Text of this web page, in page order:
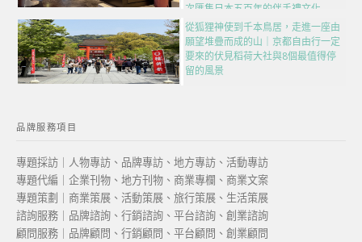
次匯集日本五百年的伴手禮文化
從狐狸神使到千本鳥居，走進一座由
願望堆疊而成的山｜京都自由行一定
要來的伏見稻荷大社與8個最值得停
留的風景
品牌服務項目
專題採訪｜人物專訪、品牌專訪、地方專訪、活動專訪
專題代編｜企業刊物、地方刊物、商業專欄、商業文案
專題策劃｜商業策展、活動策展、旅行策展、生活策展
諮詢服務｜品牌諮詢、行銷諮詢、平台諮詢、創業諮詢
顧問服務｜品牌顧問、行銷顧問、平台顧問、創業顧問